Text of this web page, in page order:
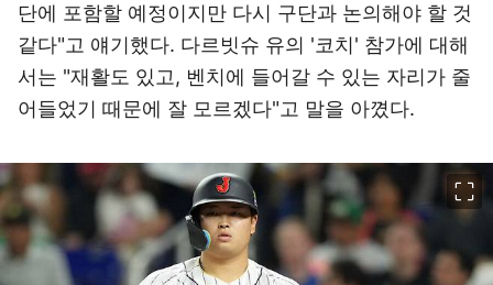
단에 포함할 예정이지만 다시 구단과 논의해야 할 것
같다"고 얘기했다. 다르빗슈 유의 '코치' 참가에 대해
서는 "재활도 있고, 벤치에 들어갈 수 있는 자리가 줄
어들었기 때문에 잘 모르겠다"고 말을 아꼈다.